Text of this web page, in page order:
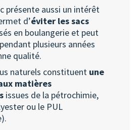
présente aussi un intérêt
d’éviter les sacs
en boulangerie et peut
plusieurs années
qualité.
naturels constituent une
matières
issues de la pétrochimie,
ou le PUL